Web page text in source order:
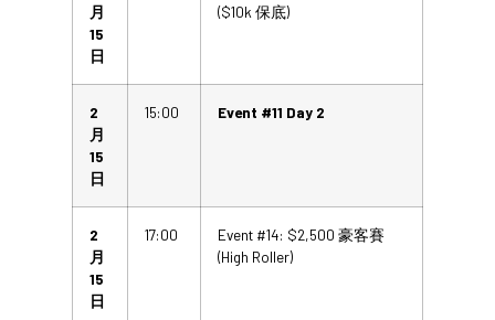
月
15
日
($10k 保底)
2
月
15
日
15:00 Event #11 Day 2
2
月
15
日
17:00
Event #14: $2,500 豪客賽
(High Roller)